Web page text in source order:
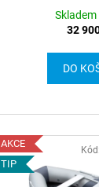
Skladem
32
DO
AKCE
TIP